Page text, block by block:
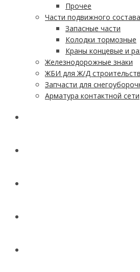
Прочее
Части подвижного состава
Запасные части
Колодки тормозные
Краны концевые и
Железнодорожные знаки
ЖБИ для Ж/Д
Запчасти для
Арматура контактной сети